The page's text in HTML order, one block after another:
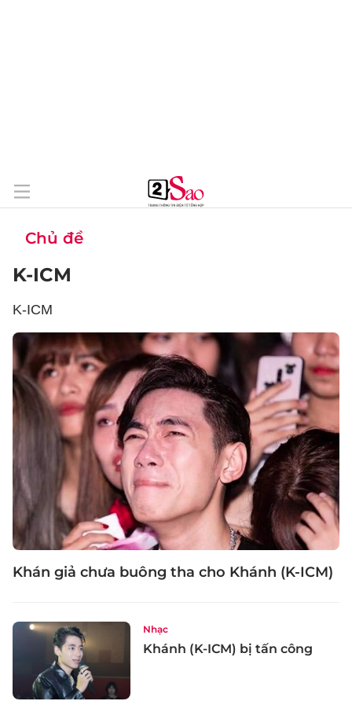
Chủ đề
K-ICM
K-ICM
Khán giả chưa buông tha cho Khánh (K-ICM)
Nhạc
Khánh (K-ICM) bị tấn công